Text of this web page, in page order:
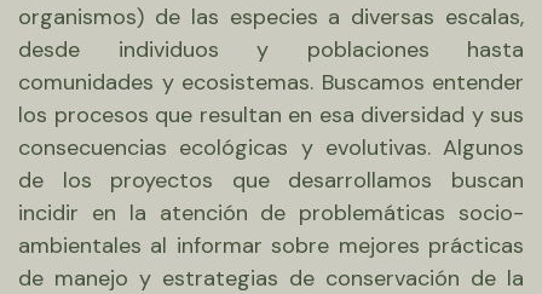
organismos) de las especies a diversas escalas,
desde individuos y poblaciones hasta
comunidades y ecosistemas. Buscamos entender
los procesos que resultan en esa diversidad y sus
consecuencias ecológicas y evolutivas. Algunos
de los proyectos que desarrollamos buscan
incidir en la atención de problemáticas socio-
ambientales al informar sobre mejores prácticas
de manejo y estrategias de conservación de la